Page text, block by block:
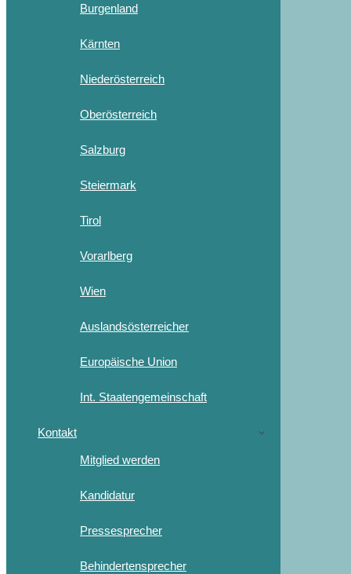
Burgenland
Kärnten
Niederösterreich
Oberösterreich
Salzburg
Steiermark
Tirol
Vorarlberg
Wien
Auslandsösterreicher
Europäische Union
Int. Staatengemeinschaft
Kontakt
Mitglied werden
Kandidatur
Pressesprecher
Behindertensprecher